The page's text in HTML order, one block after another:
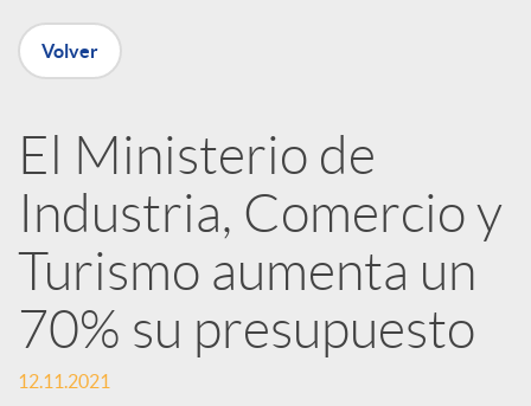
n
R
e
d
e
Volver
El Ministerio de
Industria, Comercio y
Turismo aumenta un
70% su presupuesto
12.11.2021